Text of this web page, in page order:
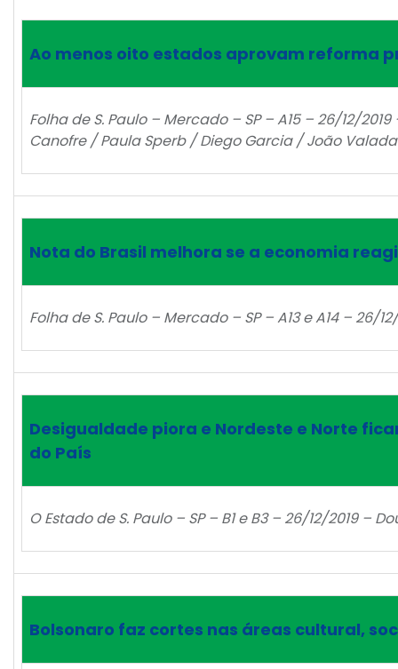
Ao menos oito estados aprovam reforma
Folha de S. Paulo – Mercado – SP – A15 – 26/12/
Canofre / Paula Sperb / Diego Garcia / João
Nota do Brasil melhora se a economia
Folha de S. Paulo – Mercado – SP – A13 e A14 – 26/
Desigualdade piora e Nordeste e Norte
do País
O Estado de S. Paulo – SP – B1 e B3 – 26/12/2019 –
Bolsonaro faz cortes nas áreas cultural,